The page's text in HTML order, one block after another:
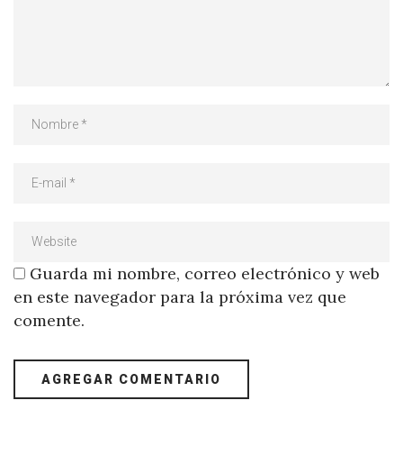
Guarda mi nombre, correo electrónico y web
en este navegador para la próxima vez que
comente.